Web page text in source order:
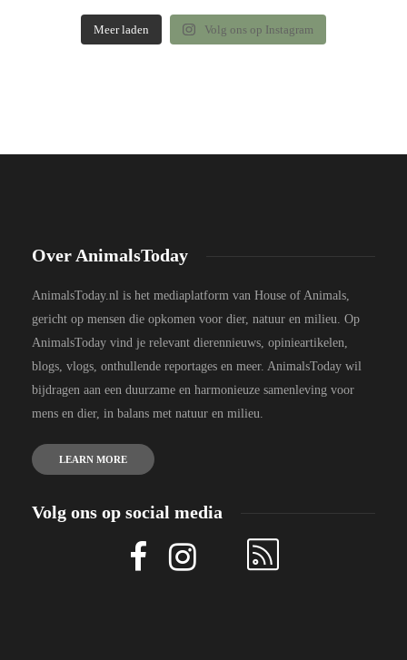
Meer laden Volg ons op Instagram
Over AnimalsToday
AnimalsToday.nl is het mediaplatform van House of Animals,
gericht op mensen die opkomen voor dier, natuur en milieu. Op
AnimalsToday vind je relevant dierennieuws, opinieartikelen,
blogs, vlogs, onthullende reportages en meer. AnimalsToday wil
bijdragen aan een duurzame en harmonieuze samenleving voor
mens en dier, in balans met natuur en milieu.
LEARN MORE
Volg ons op social media